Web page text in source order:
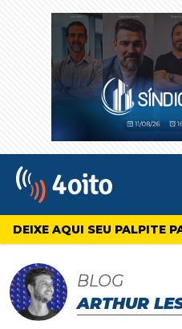
4oito
DEIXE AQUI SEU PALPITE
BLOG
ARTHUR